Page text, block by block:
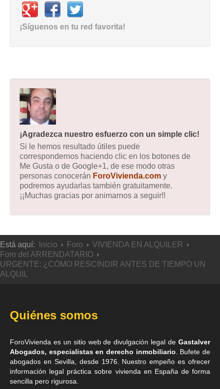
¡Síguenos en tu red favorita!
¡Agradezca nuestro esfuerzo con un simple clic!
Si le hemos resultado útiles puede
correspondernos haciendo clic en los botones de
Me Gusta o de Google+1, de ese modo otras
personas conocerán ForoVivienda.com y
podremos ayudarlas también gratuitamente.
¡¡Muchas gracias por animarnos a seguir!!
Está aquí: Inicio Foro
VIVIENDA EN ALQUILER
Foro del ARRENDATARIO
URGENTE: ¿CÓMO RESCINDIR ANTES DE TIEMPO UN
ALQUIL
Quiénes somos
ForoVivienda es un sitio web de divulgación legal de Gastalver
Abogados, especialistas en derecho inmobiliario . Bufete de
abogados en Sevilla , desde 1976. Nuestro empeño es ofrecer
información legal práctica sobre vivienda en España de forma
sencilla pero rigurosa.